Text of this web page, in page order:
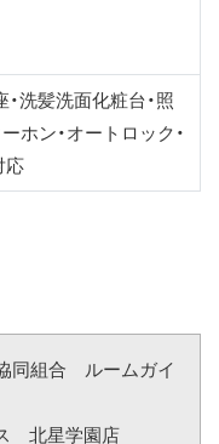
洗髪洗面化粧台・照
ホン・オートロック・
応
同組合 ルームガイ
ス 北星学園店